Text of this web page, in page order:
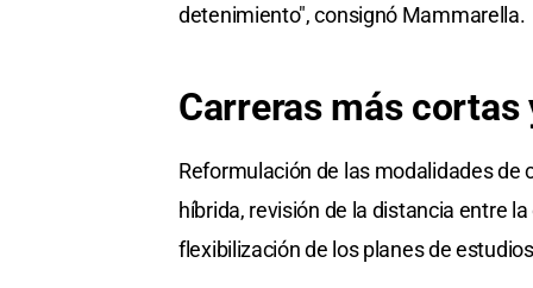
detenimiento", consignó Mammarella.
Carreras más
Reformulación de las modalidades de
híbrida, revisión de la distancia entre
flexibilización de los planes de